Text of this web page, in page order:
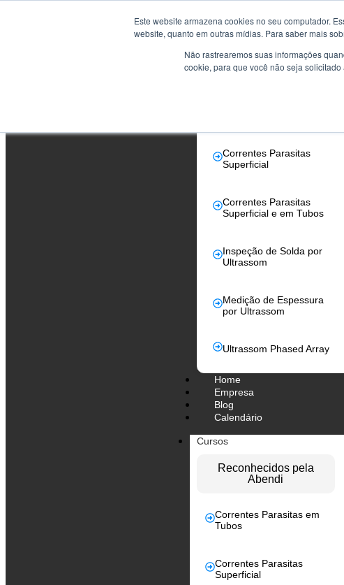
Este website armazena cookies no seu computador.
website, quanto em outras mídias. Para saber mais
Não rastrearemos suas informações
cookie, para que você não seja
Cursos
Reconhecidos pela
Abendi
Correntes Parasitas
Superficial
Correntes Parasitas
Superficial e em Tubos
Inspeção de Solda por
Ultrassom
Medição de Espessura
por Ultrassom
Ultrassom Phased Array
Home
Empresa
Blog
Calendário
Cursos
Reconhecidos pela
Abendi
Correntes Parasitas em
Tubos
Correntes Parasitas
Superficial